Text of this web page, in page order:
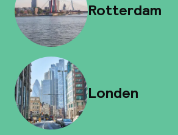
Rotterdam
Londen